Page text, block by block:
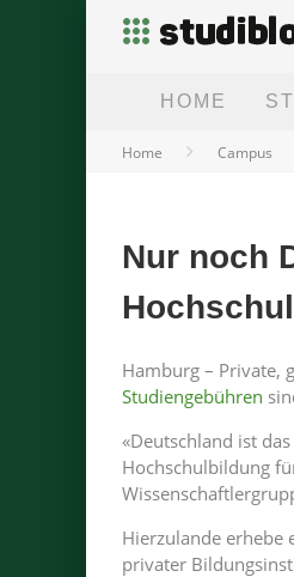
HOME
Home Campus
Nur noch
Hamburg – Private,
Studiengebühren
«Deutschland ist
Hochschulbildung
Hierzulande erhebe
privater